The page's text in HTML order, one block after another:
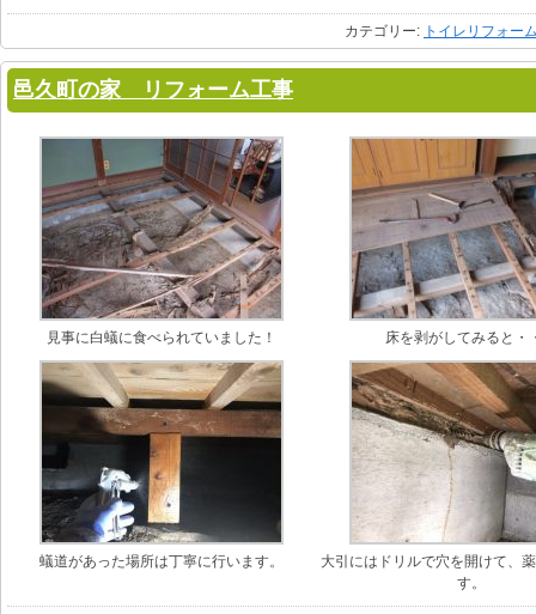
カテゴリー: トイレリフォー
邑久町の家 リフォーム工事
見事に白蟻に食べられていました！ 床を剥がしてみると・
蟻道があった場所は丁寧に行います。
大引にはドリルで穴を開けて、
す。